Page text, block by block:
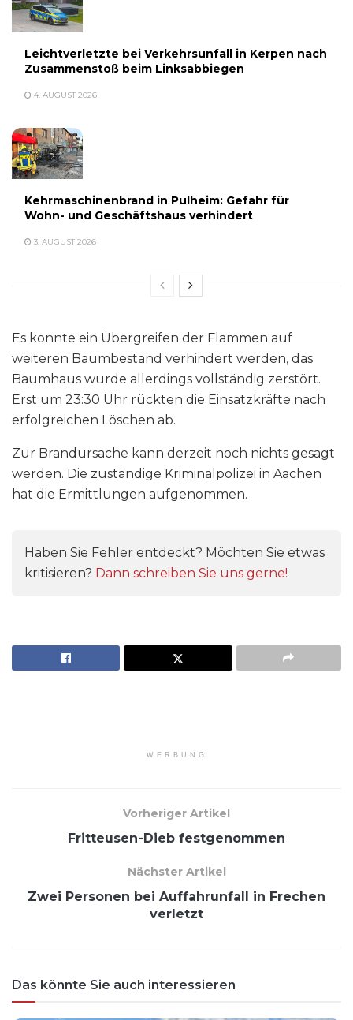
Leichtverletzte bei Verkehrsunfall in Kerpen nach
Zusammenstoß beim Linksabbiegen
4. AUGUST 2026
Kehrmaschinenbrand in Pulheim: Gefahr für
Wohn- und Geschäftshaus verhindert
3. AUGUST 2026
Es konnte ein Übergreifen der Flammen auf
weiteren Baumbestand verhindert werden, das
Baumhaus wurde allerdings vollständig zerstört.
Erst um 23:30 Uhr rückten die Einsatzkräfte nach
erfolgreichen Löschen ab.
Zur Brandursache kann derzeit noch nichts gesagt
werden. Die zuständige Kriminalpolizei in Aachen
hat die Ermittlungen aufgenommen.
Haben Sie Fehler entdeckt? Möchten Sie etwas
kritisieren? Dann schreiben Sie uns gerne!
WERBUNG
Vorheriger Artikel
Fritteusen-Dieb festgenommen
Nächster Artikel
Zwei Personen bei Auffahrunfall in Frechen
verletzt
Das könnte Sie auch interessieren